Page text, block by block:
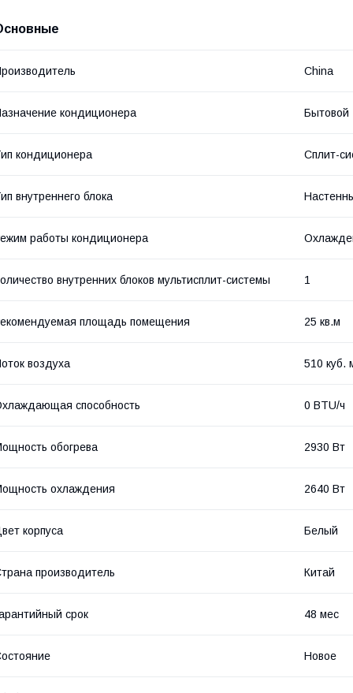
China
кондиционера Бытовой
кондиционера Сплит-
внутреннего блока
работы кондиционера
внутренних блоков мультисплит-системы 1
площадь помещения 25 кв.м
воздуха 510 куб.
способность 0 BTU/ч
обогрева 2930 Вт
охлаждения 2640 Вт
корпуса Белый
производитель Китай
срок 48 мес
Новое